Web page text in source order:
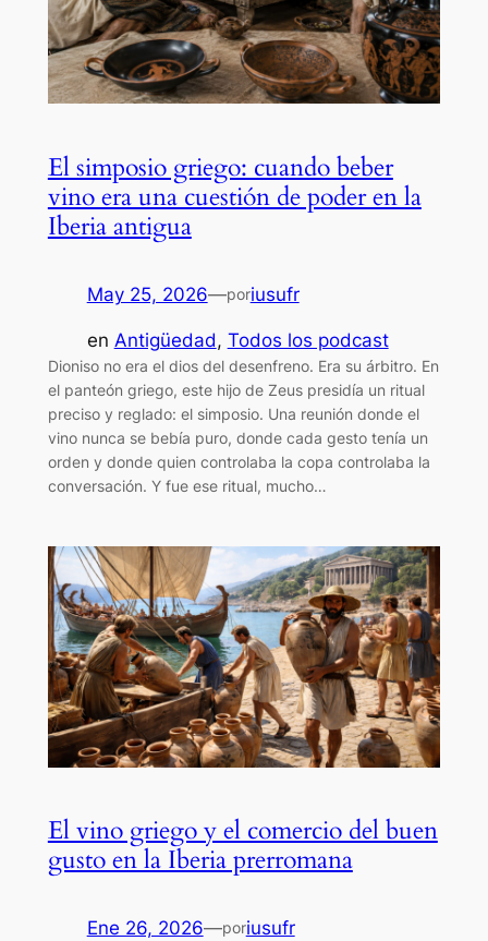
El simposio griego: cuando beber
vino era una cuestión de poder en la
Iberia antigua
May 25, 2026—poriusufr
en Antigüedad, Todos los podcast
Dioniso no era el dios del desenfreno. Era su árbitro. En
el panteón griego, este hijo de Zeus presidía un ritual
preciso y reglado: el simposio. Una reunión donde el
vino nunca se bebía puro, donde cada gesto tenía un
orden y donde quien controlaba la copa controlaba la
conversación. Y fue ese ritual, mucho…
El vino griego y el comercio del buen
gusto en la Iberia prerromana
Ene 26, 2026—poriusufr